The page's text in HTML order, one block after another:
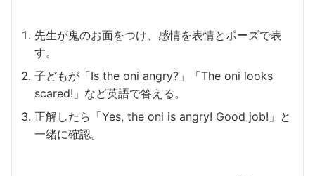
先生が鬼のお面をつけ、感情を表情とポーズで表
す。
子どもが「Is the oni angry?」「The oni looks
scared!」など英語で答える。
正解したら「Yes, the oni is angry! Good job!」と
一緒に確認。